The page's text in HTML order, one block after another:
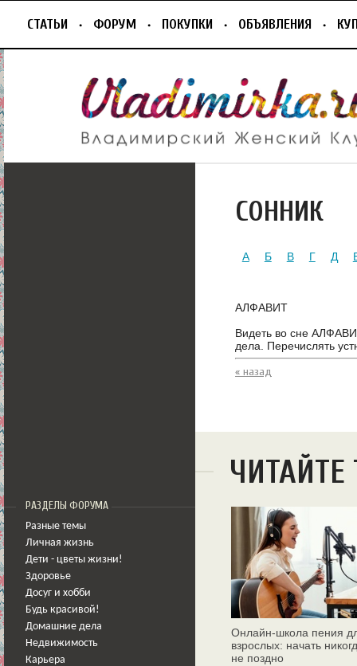
СТАТЬИ ФОРУМ ПОКУПКИ ОБЪЯВЛЕНИЯ
РАЗДЕЛЫ ФОРУМА
Разные темы
Личная жизнь
Дети - цветы жизни!
Здоровье
Досуг и хобби
Будь красивой!
Домашние дела
Недвижимость
Карьера
СОННИК
А Б В Г Д
АЛФАВИТ
Видеть во сне
дела. Перечислять
« назад
Онлайн‑школа пения
взрослых: начать
не поздно